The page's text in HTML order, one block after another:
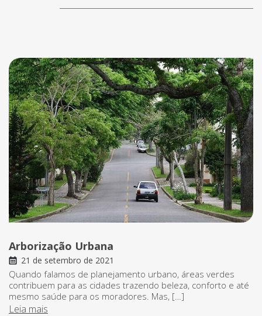
Arborização Urbana
21 de setembro de 2021
Quando falamos de planejamento urbano, áreas verdes
contribuem para as cidades trazendo beleza, conforto e até
mesmo saúde para os moradores. Mas, […]
Leia mais